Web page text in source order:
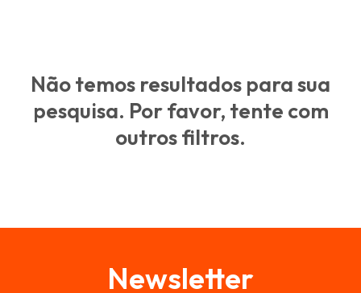
Não temos resultados para sua
pesquisa. Por favor, tente com
outros filtros.
Newsletter